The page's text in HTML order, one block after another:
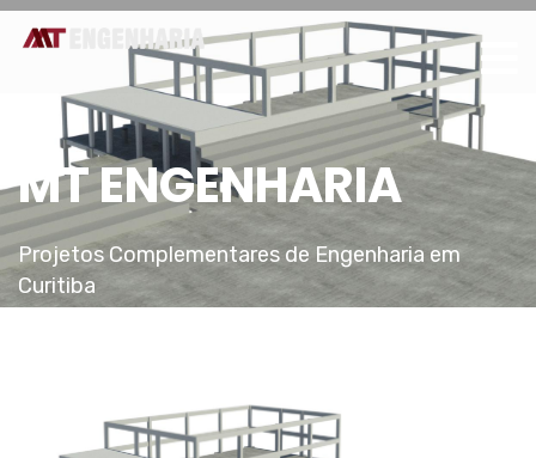
MT ENGENHARIA
Projetos Complementares de Engenharia em
Curitiba